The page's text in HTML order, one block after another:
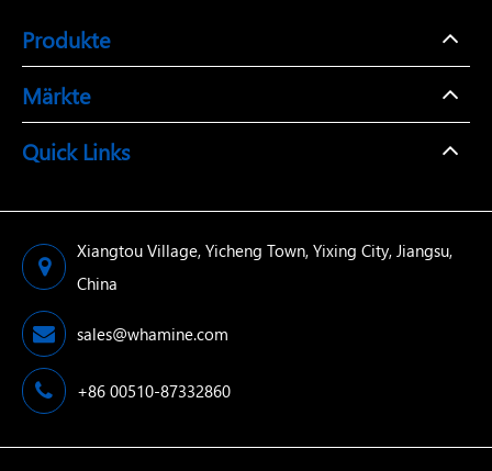
Produkte
Märkte
Quick Links
Xiangtou Village, Yicheng Town, Yixing City, Jiangsu,
China
sales@whamine.com
+86 00510-87332860